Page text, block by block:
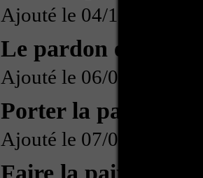
Ajouté le 04/10/2016
Le pardon et la
Ajouté le 06/09/2016
Porter la paix dans
Ajouté le 07/06/2016
Faire la paix avec